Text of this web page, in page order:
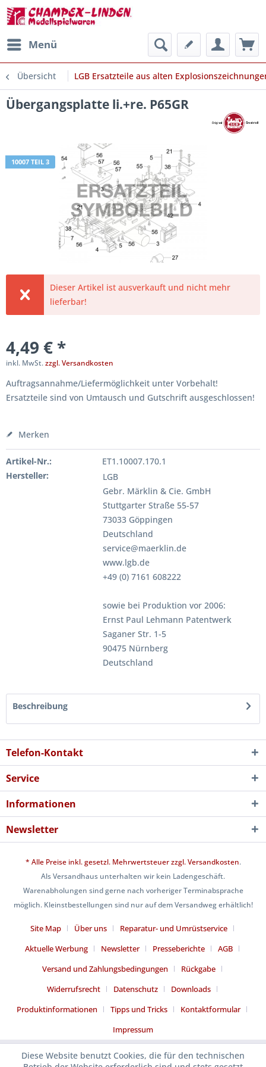
Menü
Übersicht LGB Ersatzteile aus alten
Übergangsplatte li.+re. P65GR
10007 TEIL 3
Dieser Artikel ist ausverkauft und nicht mehr
lieferbar!
4,49 € *
inkl. MwSt.zzgl. Versandkosten
Auftragsannahme/Liefermöglichkeit unter Vorbehalt!
Ersatzteile sind von Umtausch und Gutschrift ausgeschlossen!
Merken
Artikel-Nr.:
ET1.10007.170.1
Hersteller:
LGB
Gebr. Märklin & Cie. GmbH
Stuttgarter Straße 55-57
73033 Göppingen
Deutschland
service@maerklin.de
www.lgb.de
+49 (0) 7161 608222
sowie bei Produktion vor 2006:
Ernst Paul Lehmann Patentwerk
Saganer Str. 1-5
90475 Nürnberg
Deutschland
Beschreibung
Telefon-Kontakt
Service
Informationen
Newsletter
* Alle Preise inkl. gesetzl. Mehrwertsteuer zzgl.Versandkosten.
Als Versandhaus unterhalten wir kein Ladengeschäft.
Warenabholungen sind gerne nach vorheriger Terminabsprache
möglich. Kleinstbestellungen sind nur auf dem Versandweg erhältlich!
Site Map Über uns
Reparatur- und Umrüstservice
Aktuelle Werbung
Newsletter Presseberichte
AGB
Versand und Zahlungsbedingungen
Rückgabe
Widerrufsrecht
Datenschutz
Downloads
Produktinformationen
Tipps und Tricks
Kontaktformular
Impressum
Diese Website benutzt Cookies, die für den technischen